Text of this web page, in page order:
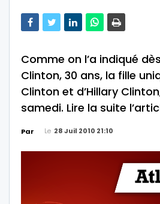
Comme on l’a indiqué
Clinton, 30 ans, la fille
Clinton et d’Hillary
samedi. Lire la suite
Par Le 28 Juil 2010 21:10